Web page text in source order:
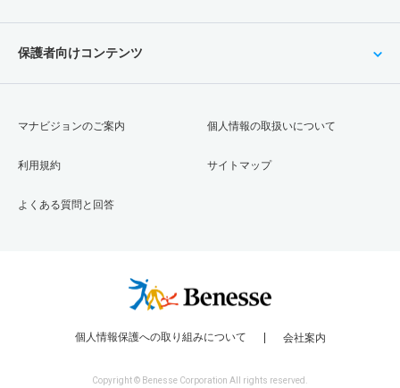
保護者向けコンテンツ
マナビジョンのご案内
利用規約
よくある質問と回答
個人情報の取扱いについて
サイトマップ
個人情報保護への取り組みについて 会社案内
Copyright © Benesse Corporation All rights reserved.